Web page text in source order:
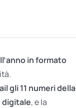
in formato
gli 11 numeri della
digitale, e la